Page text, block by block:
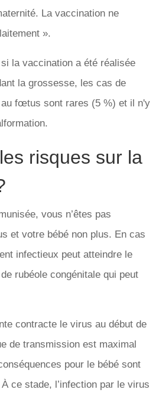
La vaccination ne
».
la vaccination a été réalisée
la grossesse, les cas de
fœtus sont rares (5 %) et il n'y
risques sur la
vous n’êtes pas
et votre bébé non plus. En cas
infectieux peut atteindre le
rubéole congénitale qui peut
contracte le virus au début de
de transmission est maximal
pour le bébé sont
ce stade, l’infection par le virus